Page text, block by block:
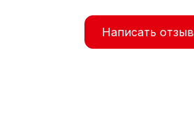
Написать отзыв